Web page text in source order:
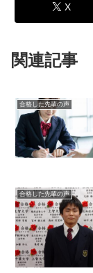
X
関連記事
合格した先輩の声
合格した先輩の声